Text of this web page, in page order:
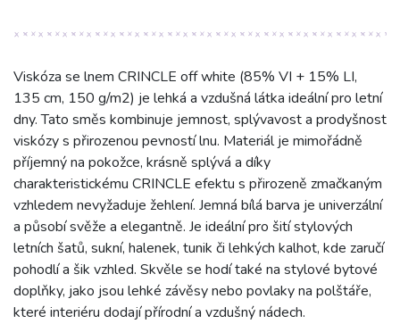
Viskóza se lnem CRINCLE off white (85% VI + 15% LI,
135 cm, 150 g/m2) je lehká a vzdušná látka ideální pro letní
dny. Tato směs kombinuje jemnost, splývavost a prodyšnost
viskózy s přirozenou pevností lnu. Materiál je mimořádně
příjemný na pokožce, krásně splývá a díky
charakteristickému CRINCLE efektu s přirozeně zmačkaným
vzhledem nevyžaduje žehlení. Jemná bílá barva je univerzální
a působí svěže a elegantně. Je ideální pro šití stylových
letních šatů, sukní, halenek, tunik či lehkých kalhot, kde zaručí
pohodlí a šik vzhled. Skvěle se hodí také na stylové bytové
doplňky, jako jsou lehké závěsy nebo povlaky na polštáře,
které interiéru dodají přírodní a vzdušný nádech.